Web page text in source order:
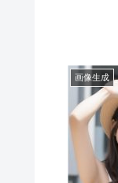
画像生成